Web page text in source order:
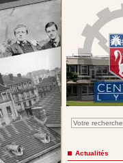
Actualités